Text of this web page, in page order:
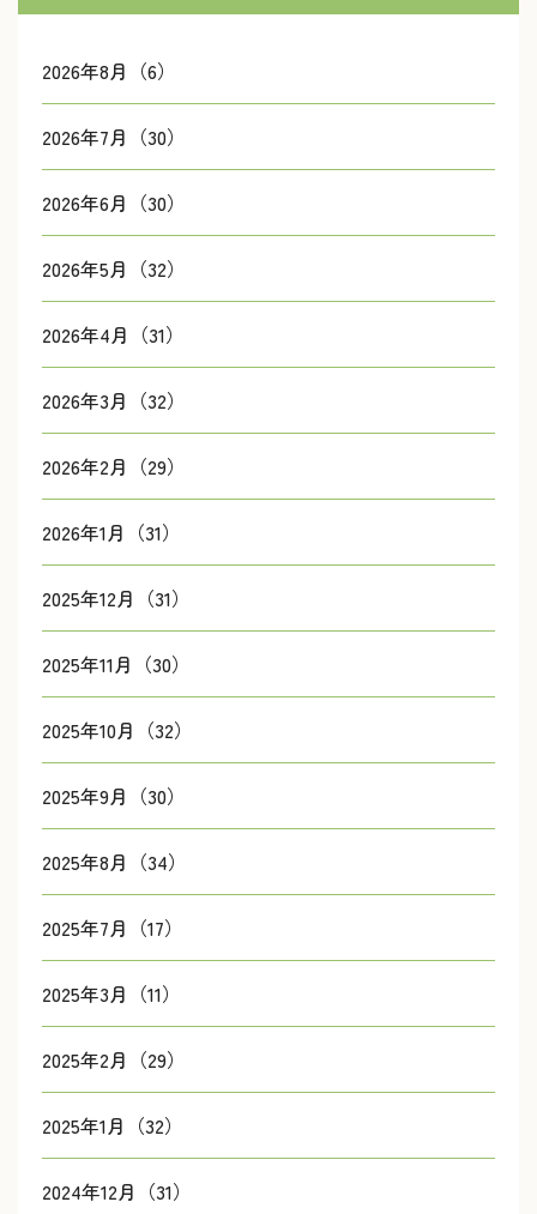
2026年8月（6）
2026年7月（30）
2026年6月（30）
2026年5月（32）
2026年4月（31）
2026年3月（32）
2026年2月（29）
2026年1月（31）
2025年12月（31）
2025年11月（30）
2025年10月（32）
2025年9月（30）
2025年8月（34）
2025年7月（17）
2025年3月（11）
2025年2月（29）
2025年1月（32）
2024年12月（31）